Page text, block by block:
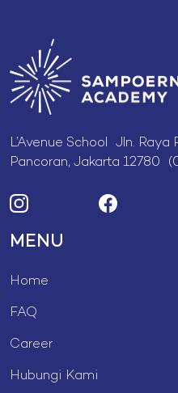
L’Avenue School Jln. Raya
Pancoran, Jakarta 12780
MENU
Home
FAQ
Career
Hubungi Kami